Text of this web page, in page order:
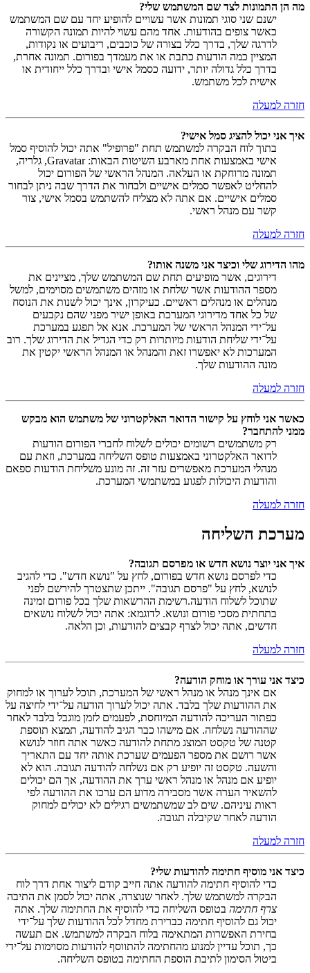
מה הן התמונות לצד שם המשתמש שלי?
ישנם שני סוגי תמונות אשר עשויים להופיע יחד עם שם המשתמש
כאשר צופים בהודעות. אחד מהם עשוי להיות תמונה הקשורה
לדרגה שלך, בדרך כלל בצורה של כוכבים, ריבועים או נקודות,
המציין כמה הודעות כתבת או את מעמדך בפורום. תמונה אחרת,
בדרך כלל גדולה יותר, ידועה כסמל אישי ובדרך כלל ייחודית או
אישית לכל משתמש.
חזרה למעלה
איך אני יכול להציג סמל אישי?
בתוך לוח הבקרה למשתמש תחת "פרופיל" אתה יכול להוסיף סמל
אישי באמצעות אחת מארבע השיטות הבאות: Gravatar, גלריה,
תמונה מרוחקת או העלאה. המנהל הראשי של הפורום יכול
להחליט לאפשר סמלים אישיים ולבחור את הדרך שבה ניתן לבחור
סמלים אישיים. אם אתה לא מצליח להשתמש בסמל אישי, צור
קשר עם מנהל ראשי.
חזרה למעלה
מהו הדירוג שלי וכיצד אני משנה אותו?
דירוגים, אשר מופיעים תחת שם המשתמש שלך, מציינים את
מספר ההודעות אשר שלחת או מזהים משתמשים מסוימים, למשל
מנהלים או מנהלים ראשיים. כעיקרון, אינך יכול לשנות את הנוסח
של כל אחד מדירוגי המערכת באופן ישיר מפני שהם נקבעים
על־ידי המנהל הראשי של המערכת. אנא אל תפגע במערכת
על־ידי שליחת הודעות מיותרות רק כדי הגדיל את הדירוג שלך. רוב
המערכות לא יאפשרו זאת והמנהל או המנהל הראשי יקטין את
מונה ההודעות שלך.
חזרה למעלה
כאשר אני לוחץ על קישור הדואר האלקטרוני של משתמש הוא מבקש
ממני להתחבר?
רק משתמשים רשומים יכולים לשלוח לחברי הפורום הודעות
לדואר האלקטרוני באמצעות טופס השליחה במערכת, וזאת עם
מנהלי המערכת מאפשרים עזר זה. זה מונע משליחת הודעות ספאם
והודעות היכולות לפגוע במשתמשי המערכת.
חזרה למעלה
מערכת השליחה
איך אני יוצר נושא חדש או מפרסם תגובה?
כדי לפרסם נושא חדש בפורום, לחץ על "נושא חדש". כדי להגיב
לנושא, לחץ על "פרסם תגובה". ייתכן שתצטרך להירשם לפני
שתוכל לשלוח הודעה.רשימת ההרשאות שלך בכל פורום זמינה
בתחתית מסכי פורום ונושא. לדוגמא: אתה יכול לשלוח נושאים
חדשים, אתה יכול לצרף קבצים להודעות, וכן הלאה.
חזרה למעלה
כיצד אני עורך או מוחק הודעה?
אם אינך מנהל או מנהל ראשי של המערכת, תוכל לערוך או למחוק
את ההודעות שלך בלבד. אתה יכול לערוך הודעה על־ידי לחיצה על
כפתור העריכה להודעה המיוחסת, לפעמים לזמן מוגבל בלבד לאחר
שההודעה נשלחה. אם מישהו כבר הגיב להודעה, תמצא תוספת
קטנה של טקסט המוצג מתחת להודעה כאשר אתה חוזר לנושא
אשר רושם את מספר הפעמים שערכת אותה יחד עם התאריך
והשעה. טקסט זה יופיע רק אם נשלחה להודעה תגובה. הוא לא
יופיע אם מנהל או מנהל ראשי ערך את ההודעה, אך הם יכולים
להשאיר הערה אשר מסבירה מדוע הם ערכו את ההודעה לפי
ראות עיניהם. שים לב שמשתמשים רגילים לא יכולים למחוק
הודעה לאחר שקיבלה תגובה.
חזרה למעלה
כיצד אני מוסיף חתימה להודעות שלי?
כדי להוסיף חתימה להודעה אתה חייב קודם ליצור אחת דרך לוח
הבקרה למשתמש שלך. לאחר שנוצרה, אתה יכול לסמן את התיבה
צרף חתימה בטופס השליחה כדי להוסיף את החתימה שלך. אתה
יכול גם להוסיף חתימה כברירת מחדל לכל ההודעות שלך על־ידי
בחירת האפשרות המתאימה בלוח הבקרה למשתמש. אם תעשה
כך, תוכל עדיין למנוע מהחתימה להתווסף להודעות מסוימות על־ידי
ביטול הסימון לתיבת הוספת החתימה בטופס השליחה.